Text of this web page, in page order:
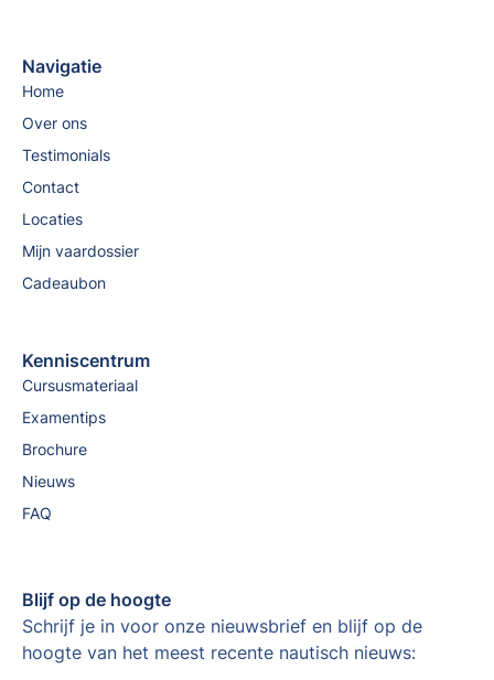
Navigatie
Home
Over ons
Testimonials
Contact
Locaties
Mijn vaardossier
Cadeaubon
Kenniscentrum
Cursusmateriaal
Examentips
Brochure
Nieuws
FAQ
Blijf op de hoogte
Schrijf je in voor onze nieuwsbrief en blijf op de
hoogte van het meest recente nautisch nieuws: